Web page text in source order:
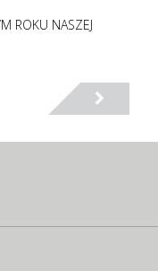
ROKU NASZEJ